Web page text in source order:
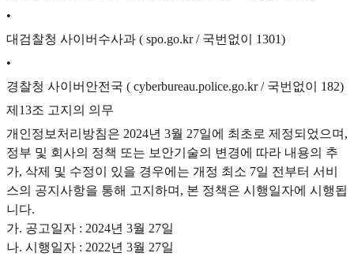
•
대검찰청 사이버수사과 ( spo.go.kr / 국번없이 1301)
•
경찰청 사이버안전국 ( cyberbureau.police.go.kr / 국번없이 182)
제13조 고지의 의무
개인정보처리방침은 2024년 3월 27일에 최초로 제정되었으며,
정부 및 회사의 정책 또는 보안기술의 변경에 따라 내용의 추
가, 삭제 및 수정이 있을 경우에는 개정 최소 7일 전부터 서비
스의 공지사항을 통해 고지하며, 본 정책은 시행일자에 시행됩
니다.
가. 공고일자 : 2024년 3월 27일
나. 시행일자 : 2022년 3월 27일